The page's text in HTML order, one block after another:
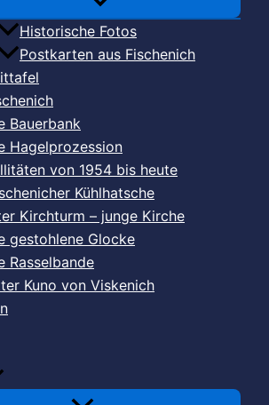
Historische Fotos
Postkarten aus Fischenich
Bauerbank
Hagelprozession
von 1954 bis heute
Kühlhatsche
Kirchturm – junge Kirche
gestohlene Glocke
Rasselbande
Kuno von Viskenich